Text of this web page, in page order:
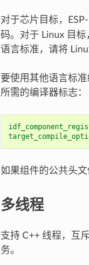
对于芯片目标，
码。对于 Linux 目标
语言标准，请将
要使用其他语言标
所需的编译器标志：
如果组件的公共头
多线程
支持 C++ 线程，互
务。